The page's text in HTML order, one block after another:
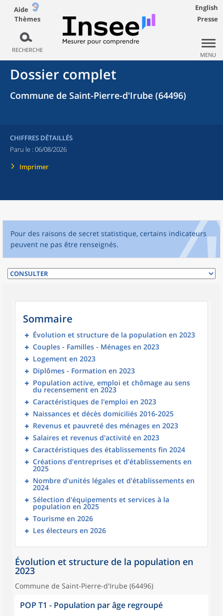
Aide
Thèmes
RECHERCHE
English
Presse
MENU
Dossier complet
Commune de Saint-Pierre-d'Irube (64496)
CHIFFRES DÉTAILLÉS
Paru le : 06/08/2026
Imprimer
Pour des raisons de secret statistique, certains indicateurs
peuvent ne pas être renseignés.
Sommaire
Évolution et structure de la population en 2023
Couples - Familles - Ménages en 2023
Logement en 2023
Diplômes - Formation en 2023
Population active, emploi et chômage au sens
du recensement en 2023
Caractéristiques de l'emploi en 2023
Naissances et décès domiciliés 2016-2025
Revenus et pauvreté des ménages en 2023
Salaires et revenus d'activité en 2023
Caractéristiques des établissements fin 2024
Créations d’entreprises et d’établissements en
2025
Nombre d’unités légales et d’établissements en
2024
Sélection d'équipements et services à la
population en 2025
Tourisme en 2026
Les électeurs en 2026
Évolution et structure de la population en
2023
Commune de Saint-Pierre-d'Irube (64496)
POP T1 - Population par âge regroupé